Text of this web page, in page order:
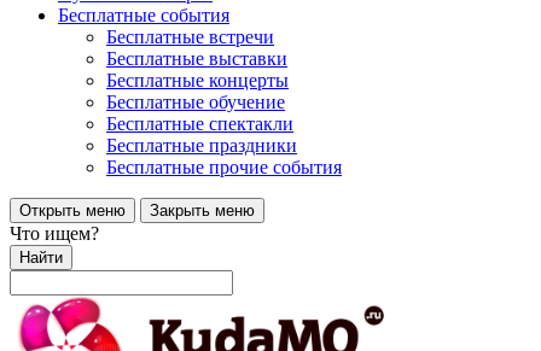
Бесплатные события
Бесплатные встречи
Бесплатные выставки
Бесплатные концерты
Бесплатные обучение
Бесплатные спектакли
Бесплатные праздники
Бесплатные прочие события
Открыть меню Закрыть меню
Что ищем?
Найти